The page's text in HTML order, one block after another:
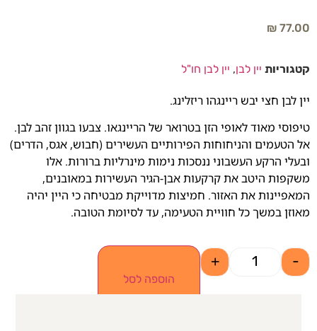
₪ 77.00
קטגוריות יין לבן, יין לבן חו"ל
יין לבן חצי יבש ריינגהו ריזלינג.
טיפוסי מאוד לאופי הזן בטרואר של הריינגאו. צבעו בגוון זהב לבן.
אל הטעמים והניחוחות הפירותיים העשירים (חבוש, אגס, הדרים)
ובעלי הרקע העשבוני ננסכות נימות מינרליות ברורות. אלו
משקפות היטב את קרקעות אבן-הגיר העשירות במאובנים,
המאפיינות את האזור. חמיצות מדוייקת מבטיחה כי היין יהיה
מאוזן במשך כל חוויית הטעימה, עד לסיומת הטובה.
-
+
הוספה לסל